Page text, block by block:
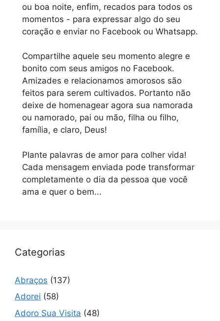
ou boa noite, enfim, recados para todos os
momentos - para expressar algo do seu
coração e enviar no Facebook ou Whatsapp.
Compartilhe aquele seu momento alegre e
bonito com seus amigos no Facebook.
Amizades e relacionamos amorosos são
feitos para serem cultivados. Portanto não
deixe de homenagear agora sua namorada
ou namorado, pai ou mão, filha ou filho,
família, e claro, Deus!
Plante palavras de amor para colher vida!
Cada mensagem enviada pode transformar
completamente o dia da pessoa que você
ama e quer o bem...
Categorias
Abraços (137)
Adorei (58)
Adoro Sua Visita (48)